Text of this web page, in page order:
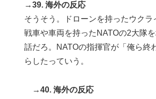
→39. 海外の反応
そうそう。ドローンを持ったウクラ
戦車や車両を持ったNATOの2大隊
話だろ。NATOの指揮官が「俺ら終
らしたっていう。
→40. 海外の反応